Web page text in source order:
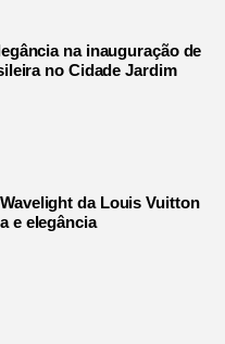
na inauguração de
no Cidade Jardim
da Louis Vuitton
e elegância